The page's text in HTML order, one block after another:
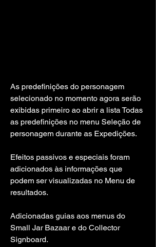
As predefinições do personagem
selecionado no momento agora serão
exibidas primeiro ao abrir a lista Todas
as predefinições no menu Seleção de
personagem durante as Expedições.
Efeitos passivos e especiais foram
adicionados às informações que
podem ser visualizadas no Menu de
resultados.
Adicionadas guias aos menus do
Small Jar Bazaar e do Collector
Signboard.